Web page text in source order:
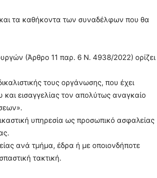
τα καθήκοντα των συναδέλφων που θα
(Άρθρο 11 παρ. 6 Ν. 4938/2022) ορίζει
τους οργάνωσης, που έχει
και εισαγγελίας τον απολύτως αναγκαίο
υπηρεσία ως προσωπικό ασφαλείας
ανά τμήμα, έδρα ή με οποιονδήποτε
τακτική.